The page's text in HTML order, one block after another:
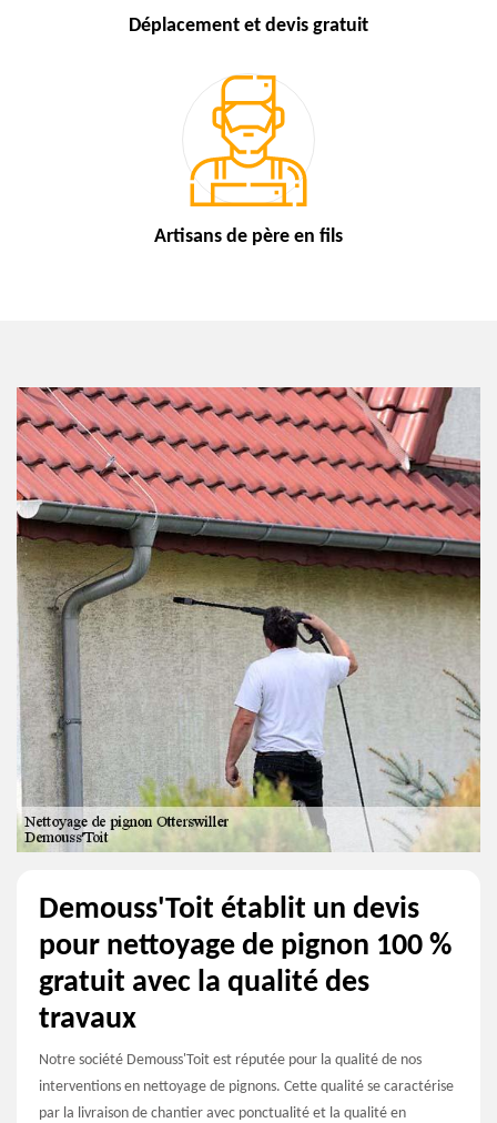
Déplacement et devis gratuit
Artisans de père en fils
Demouss'Toit établit un devis
pour nettoyage de pignon 100 %
gratuit avec la qualité des
travaux
Notre société Demouss'Toit est réputée pour la qualité de nos
interventions en nettoyage de pignons. Cette qualité se caractérise
par la livraison de chantier avec ponctualité et la qualité en